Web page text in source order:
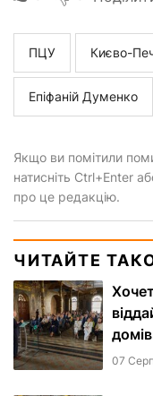
ПЦУ Києво-
Епіфаній Думенко
Якщо ви помітили
натисніть Ctrl+Enter
про це редакцію.
ЧИТАЙТЕ
07